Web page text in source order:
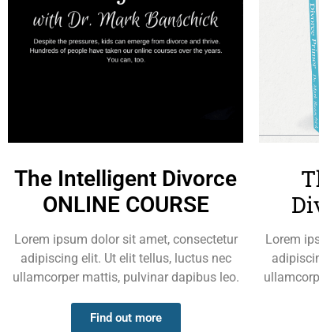
The Intelligent Divorce
ONLINE COURSE
Lorem ipsum dolor sit amet, consectetur
adipiscing elit. Ut elit tellus, luctus nec
ullamcorper mattis, pulvinar dapibus leo.
Find out more
Lorem